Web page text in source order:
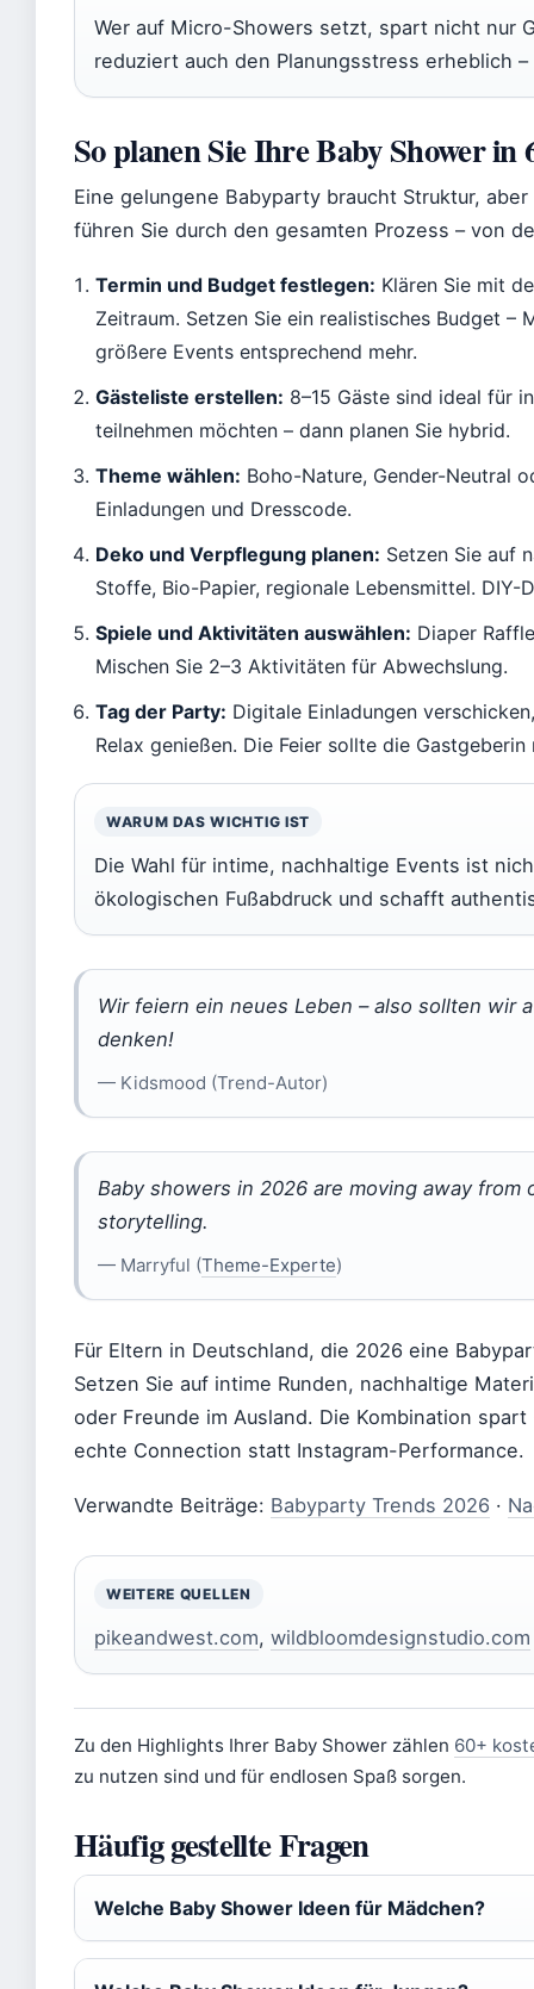
Wer auf Micro-Showers setzt, spart nicht nur
reduziert auch den Planungsstress erheblich
So planen Sie Ihre Baby Shower in
Eine gelungene Babyparty braucht Struktur,
führen Sie durch den gesamten Prozess – von
Termin und Budget festlegen: Klären Sie mit
Zeitraum. Setzen Sie ein realistisches Budget –
größere Events entsprechend mehr.
Gästeliste erstellen: 8–15 Gäste sind ideal für
teilnehmen möchten – dann planen Sie hybrid.
Theme wählen: Boho-Nature, Gender-Neutral
Einladungen und Dresscode.
Deko und Verpflegung planen: Setzen Sie auf
Stoffe, Bio-Papier, regionale Lebensmittel.
Spiele und Aktivitäten auswählen: Diaper
Mischen Sie 2–3 Aktivitäten für Abwechslung.
Tag der Party: Digitale Einladungen
Relax genießen. Die Feier sollte die
WARUM DAS WICHTIG IST
Die Wahl für intime, nachhaltige Events ist
ökologischen Fußabdruck und schafft
Wir feiern ein neues Leben – also sollten wir
denken!
— Kidsmood (Trend-Autor)
Baby showers in 2026 are moving away
storytelling.
— Marryful (Theme-Experte)
Für Eltern in Deutschland, die 2026 eine
Setzen Sie auf intime Runden, nachhaltige
oder Freunde im Ausland. Die Kombination
echte Connection statt Instagram-Performance.
Verwandte Beiträge: Babyparty Trends 2026 ·
WEITERE QUELLEN
pikeandwest.com, wildbloomdesignstudio.com
Zu den Highlights Ihrer Baby Shower zählen 60+
zu nutzen sind und für endlosen Spaß sorgen.
Häufig gestellte Fragen
Welche Baby Shower Ideen für Mädchen?